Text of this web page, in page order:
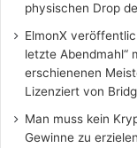
physischen Drop
ElmonX
letzte Abendmahl“
erschienenen
Lizenziert von
Man muss kein
Gewinne zu